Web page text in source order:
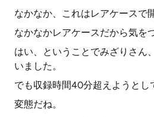
なかなか、これはレアケースで
なかなかレアケースだから気を
はい、ということでみざりさん
いました。
でも収録時間40分超えようとし
変態だね。